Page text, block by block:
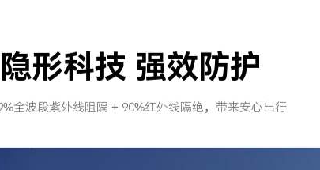
隐形科技 强效防护
全波段紫外线阻隔 + 90%红外线隔绝，带来安心出行